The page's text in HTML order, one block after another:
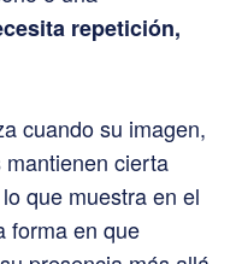
repetición,
cuando su imagen,
cierta
que muestra en el
forma en que